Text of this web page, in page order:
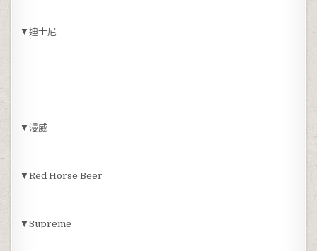
▼迪士尼
▼漫威
▼Red Horse Beer
▼Supreme